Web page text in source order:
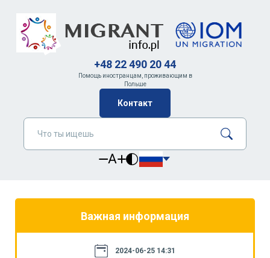
+48 22 490 20 44
Помощь иностранцам, проживающим в
Польше
Контакт
A
Важная информация
2024-06-25 14:31